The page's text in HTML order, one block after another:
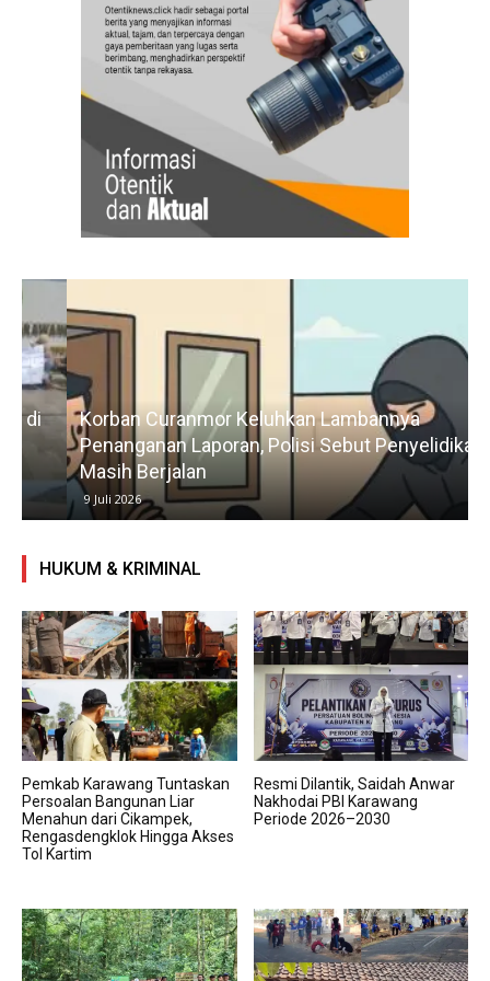
Korban Curanmor Keluhkan Lambannya
Penanganan Laporan, Polisi Sebut Penyelidikan
Masih Berjalan
9 Juli 2026
HUKUM & KRIMINAL
Pemkab Karawang Tuntaskan
Persoalan Bangunan Liar
Menahun dari Cikampek,
Rengasdengklok Hingga Akses
Tol Kartim
Resmi Dilantik, Saidah Anwar
Nakhodai PBI Karawang
Periode 2026–2030